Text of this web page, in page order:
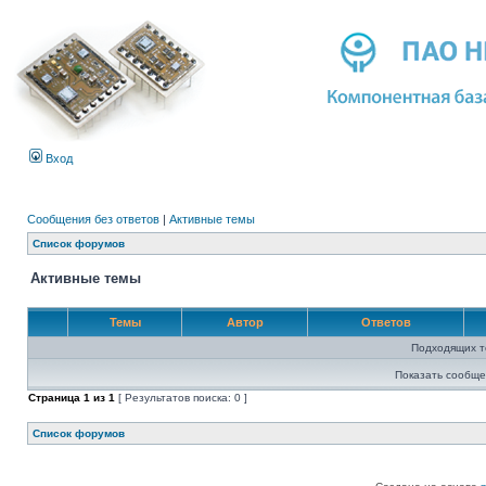
Вход
Сообщения без ответов | Активные темы
Список форумов
Активные темы
Темы Автор Ответов
Подходящих
Показать
Страница 1 из 1 [ Результатов поиска: 0 ]
Список форумов